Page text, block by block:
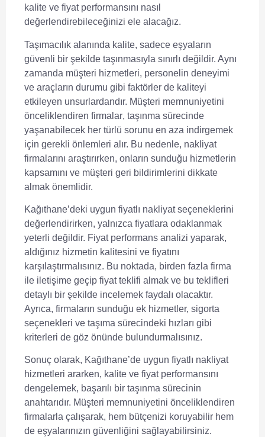
kalite ve fiyat performansını nasıl
değerlendirebileceğinizi ele alacağız.
Taşımacılık alanında kalite, sadece eşyaların
güvenli bir şekilde taşınmasıyla sınırlı değildir. Aynı
zamanda müşteri hizmetleri, personelin deneyimi
ve araçların durumu gibi faktörler de kaliteyi
etkileyen unsurlardandır. Müşteri memnuniyetini
önceliklendiren firmalar, taşınma sürecinde
yaşanabilecek her türlü sorunu en aza indirgemek
için gerekli önlemleri alır. Bu nedenle, nakliyat
firmalarını araştırırken, onların sunduğu hizmetlerin
kapsamını ve müşteri geri bildirimlerini dikkate
almak önemlidir.
Kağıthane’deki uygun fiyatlı nakliyat seçeneklerini
değerlendirirken, yalnızca fiyatlara odaklanmak
yeterli değildir. Fiyat performans analizi yaparak,
aldığınız hizmetin kalitesini ve fiyatını
karşılaştırmalısınız. Bu noktada, birden fazla firma
ile iletişime geçip fiyat teklifi almak ve bu teklifleri
detaylı bir şekilde incelemek faydalı olacaktır.
Ayrıca, firmaların sunduğu ek hizmetler, sigorta
seçenekleri ve taşıma sürecindeki hızları gibi
kriterleri de göz önünde bulundurmalısınız.
Sonuç olarak, Kağıthane’de uygun fiyatlı nakliyat
hizmetleri ararken, kalite ve fiyat performansını
dengelemek, başarılı bir taşınma sürecinin
anahtarıdır. Müşteri memnuniyetini önceliklendiren
firmalarla çalışarak, hem bütçenizi koruyabilir hem
de eşyalarınızın güvenliğini sağlayabilirsiniz.